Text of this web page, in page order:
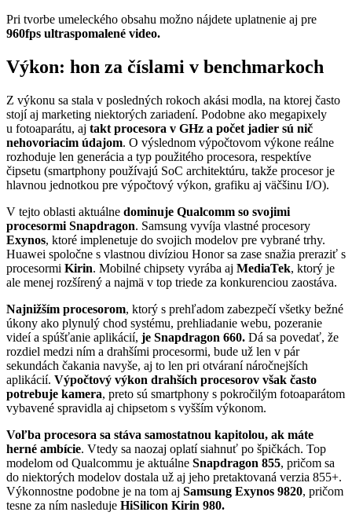
Pri tvorbe umeleckého obsahu možno nájdete uplatnenie aj pre
960fps ultraspomalené video.
Výkon: hon za číslami v benchmarkoch
Z výkonu sa stala v posledných rokoch akási modla, na ktorej často
stojí aj marketing niektorých zariadení. Podobne ako megapixely
u fotoaparátu, aj takt procesora v GHz a počet jadier sú nič
nehovoriacim údajom. O výslednom výpočtovom výkone reálne
rozhoduje len generácia a typ použitého procesora, respektíve
čipsetu (smartphony používajú SoC architektúru, takže procesor je
hlavnou jednotkou pre výpočtový výkon, grafiku aj väčšinu I/O).
V tejto oblasti aktuálne dominuje Qualcomm so svojimi
procesormi Snapdragon. Samsung vyvíja vlastné procesory
Exynos, ktoré implenetuje do svojich modelov pre vybrané trhy.
Huawei spoločne s vlastnou divíziou Honor sa zase snažia preraziť s
procesormi Kirin. Mobilné chipsety vyrába aj MediaTek, ktorý je
ale menej rozšírený a najmä v top triede za konkurenciou zaostáva.
Najnižším procesorom, ktorý s prehľadom zabezpečí všetky bežné
úkony ako plynulý chod systému, prehliadanie webu, pozeranie
videí a spúšťanie aplikácií, je Snapdragon 660. Dá sa povedať, že
rozdiel medzi ním a drahšími procesormi, bude už len v pár
sekundách čakania navyše, aj to len pri otváraní náročnejších
aplikácií. Výpočtový výkon drahších procesorov však často
potrebuje kamera, preto sú smartphony s pokročilým fotoaparátom
vybavené spravidla aj chipsetom s vyšším výkonom.
Voľba procesora sa stáva samostatnou kapitolou, ak máte
herné ambície. Vtedy sa naozaj oplatí siahnuť po špičkách. Top
modelom od Qualcommu je aktuálne Snapdragon 855, pričom sa
do niektorých modelov dostala už aj jeho pretaktovaná verzia 855+.
Výkonnostne podobne je na tom aj Samsung Exynos 9820, pričom
tesne za ním nasleduje HiSilicon Kirin 980.